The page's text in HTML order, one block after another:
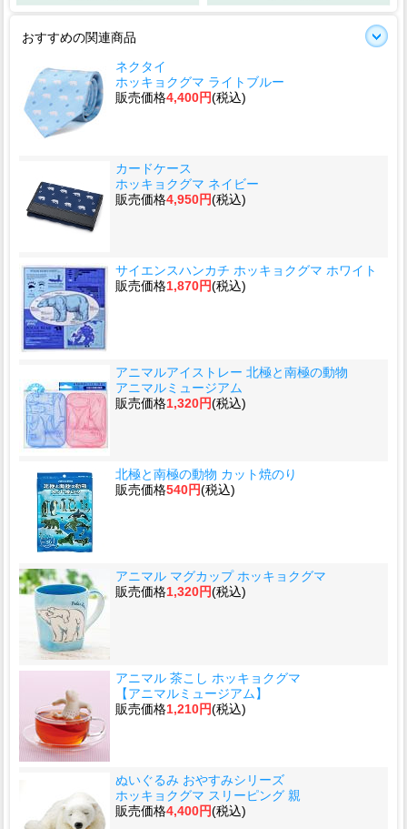
おすすめの関連商品
ネクタイ
ホッキョクグマ ライトブルー
販売価格4,400円(税込)
カードケース
ホッキョクグマ ネイビー
販売価格4,950円(税込)
サイエンスハンカチ ホッキョクグマ ホワイト
販売価格1,870円(税込)
アニマルアイストレー 北極と南極の動物
アニマルミュージアム
販売価格1,320円(税込)
北極と南極の動物 カット焼のり
販売価格540円(税込)
アニマル マグカップ ホッキョクグマ
販売価格1,320円(税込)
アニマル 茶こし ホッキョクグマ
【アニマルミュージアム】
販売価格1,210円(税込)
ぬいぐるみ おやすみシリーズ
ホッキョクグマ スリーピング 親
販売価格4,400円(税込)